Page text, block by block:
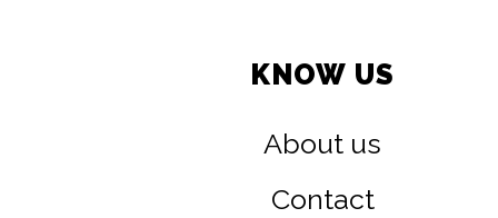
KNOW US
About us
Contact